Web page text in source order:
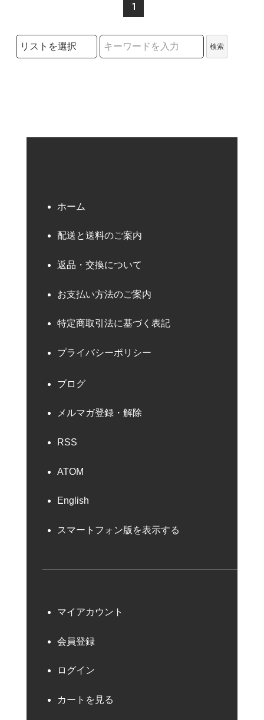
1
検索リストの選択
検索
ホーム
配送と送料のご案内
返品・交換について
お支払い方法のご案内
特定商取引法に基づく表記
プライバシーポリシー
ブログ
メルマガ登録・解除
RSS
ATOM
English
スマートフォン版を表示する
マイアカウント
会員登録
ログイン
カートを見る